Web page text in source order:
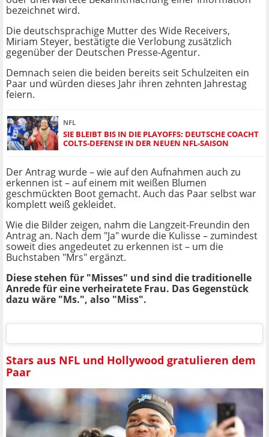
bezeichnet wird.
Die deutschsprachige Mutter des Wide Receivers,
Miriam Steyer, bestätigte die Verlobung zusätzlich
gegenüber der Deutschen Presse-Agentur.
Demnach seien die beiden bereits seit Schulzeiten ein
Paar und würden dieses Jahr ihren zehnten Jahrestag
feiern.
NFL
SIE BLEIBT BIS IN DIE PLAYOFFS: DEUTSCHE COACHT
COLTS-DEFENSE IN DER NEUEN NFL-SAISON
Der Antrag wurde – wie auf den Aufnahmen auch zu
erkennen ist – auf einem mit weißen Blumen
geschmückten Boot gemacht. Auch das Paar selbst war
komplett weiß gekleidet.
Wie die Bilder zeigen, nahm die Langzeit-Freundin den
Antrag an. Nach dem "Ja" wurde die Kulisse – zumindest
soweit dies angedeutet zu erkennen ist – um die
Buchstaben "Mrs" ergänzt.
Diese stehen für "Misses" und sind die traditionelle
Anrede für eine verheiratete Frau. Das Gegenstück
dazu wäre "Ms.", also "Miss".
Stars aus NFL und Hollywood gratulieren dem
Paar